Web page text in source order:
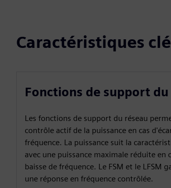
Caractéristiques
Fonctions de support du
Les fonctions de support du réseau
contrôle actif de la puissance en cas
fréquence. La puissance suit la
avec une puissance maximale réduite en
baisse de fréquence. Le FSM et le LFSM
une réponse en fréquence contrôlée.